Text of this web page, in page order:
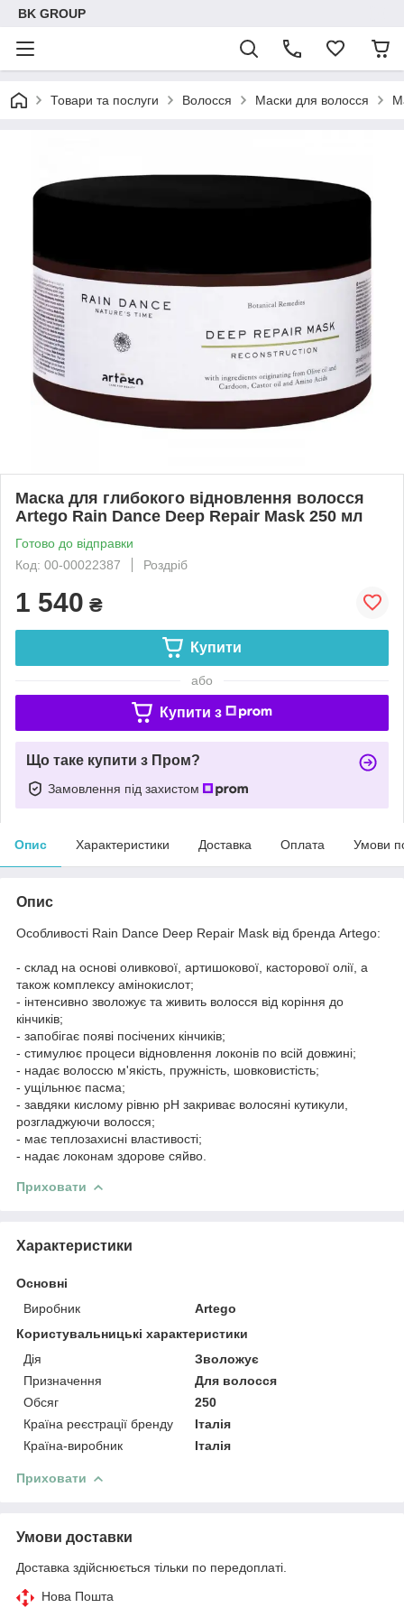
BK GROUP
Товари та послуги Волосся Маски для волосся
Маска для глибокого відновлення волосся
Artego Rain Dance Deep Repair Mask 250 мл
Готово до відправки
Код: 00-00022387
Роздріб
1 540 ₴
Купити
або
Купити з
Що таке купити з Пром?
Замовлення під захистом
Опис Характеристики Доставка Оплата Умови
Опис
Особливості Rain Dance Deep Repair Mask від бренда Artego:
- склад на основі оливкової, артишокової, касторової олії, а
також комплексу амінокислот;
- інтенсивно зволожує та живить волосся від коріння до
кінчиків;
- запобігає появі посічених кінчиків;
- стимулює процеси відновлення локонів по всій довжині;
- надає волоссю м'якість, пружність, шовковистість;
- ущільнює пасма;
- завдяки кислому рівню pH закриває волосяні кутикули,
розгладжуючи волосся;
- має теплозахисні властивості;
- надає локонам здорове сяйво.
Приховати
Характеристики
Основні
Виробник
Artego
Користувальницькі характеристики
Дія
Зволожує
Призначення
Для волосся
Обсяг
250
Країна реєстрації бренду
Італія
Країна-виробник
Італія
Приховати
Умови доставки
Доставка здійснюється тільки по передоплаті.
Нова Пошта